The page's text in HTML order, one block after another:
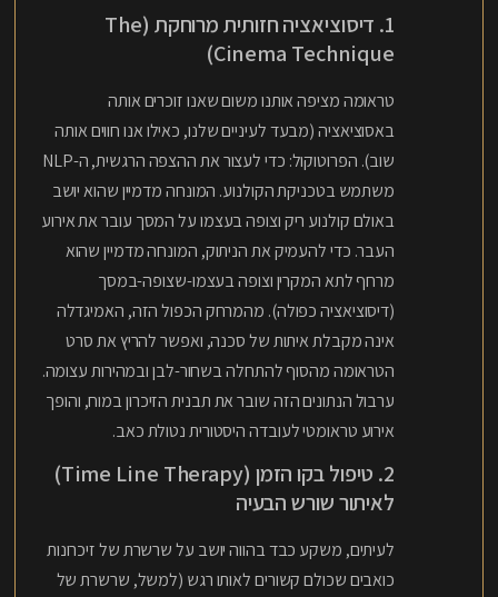
1. דיסוציאציה חזותית מרוחקת (The
Cinema Technique)
טראומה מציפה אותנו משום שאנו זוכרים אותה
באסוציאציה (מבעד לעיניים שלנו, כאילו אנו חווים אותה
שוב). הפרוטוקול: כדי לעצור את ההצפה הרגשית, ה-NLP
משתמש בטכניקת הקולנוע. המונחה מדמיין שהוא יושב
באולם קולנוע ריק וצופה בעצמו על המסך עובר את אירוע
העבר. כדי להעמיק את הניתוק, המונחה מדמיין שהוא
מרחף לתא המקרין וצופה בעצמו-שצופה-במסך
(דיסוציאציה כפולה). מהמרחק הכפול הזה, האמיגדלה
אינה מקבלת איתות של סכנה, ואפשר להריץ את סרט
הטראומה מהסוף להתחלה בשחור-לבן ובמהירות עצומה.
ערבול הנתונים הזה שובר את תבנית הזיכרון במוח, והופך
אירוע טראומטי לעובדה היסטורית נטולת כאב.
2. טיפול בקו הזמן (Time Line Therapy)
לאיתור שורש הבעיה
לעיתים, משקע כבד בהווה יושב על שרשרת של זיכרונות
כואבים שכולם קשורים לאותו רגש (למשל, שרשרת של